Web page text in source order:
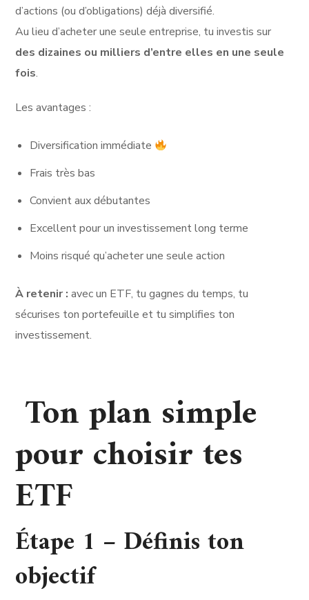
d’actions (ou d’obligations) déjà diversifié.
Au lieu d’acheter une seule entreprise, tu investis sur
des dizaines ou milliers d’entre elles en une seule
fois.
Les avantages :
Diversification immédiate
Frais très bas
Convient aux débutantes
Excellent pour un investissement long terme
Moins risqué qu’acheter une seule action
À retenir : avec un ETF, tu gagnes du temps, tu
sécurises ton portefeuille et tu simplifies ton
investissement.
Ton plan simple
pour choisir tes
ETF
Étape 1 – Définis ton
objectif